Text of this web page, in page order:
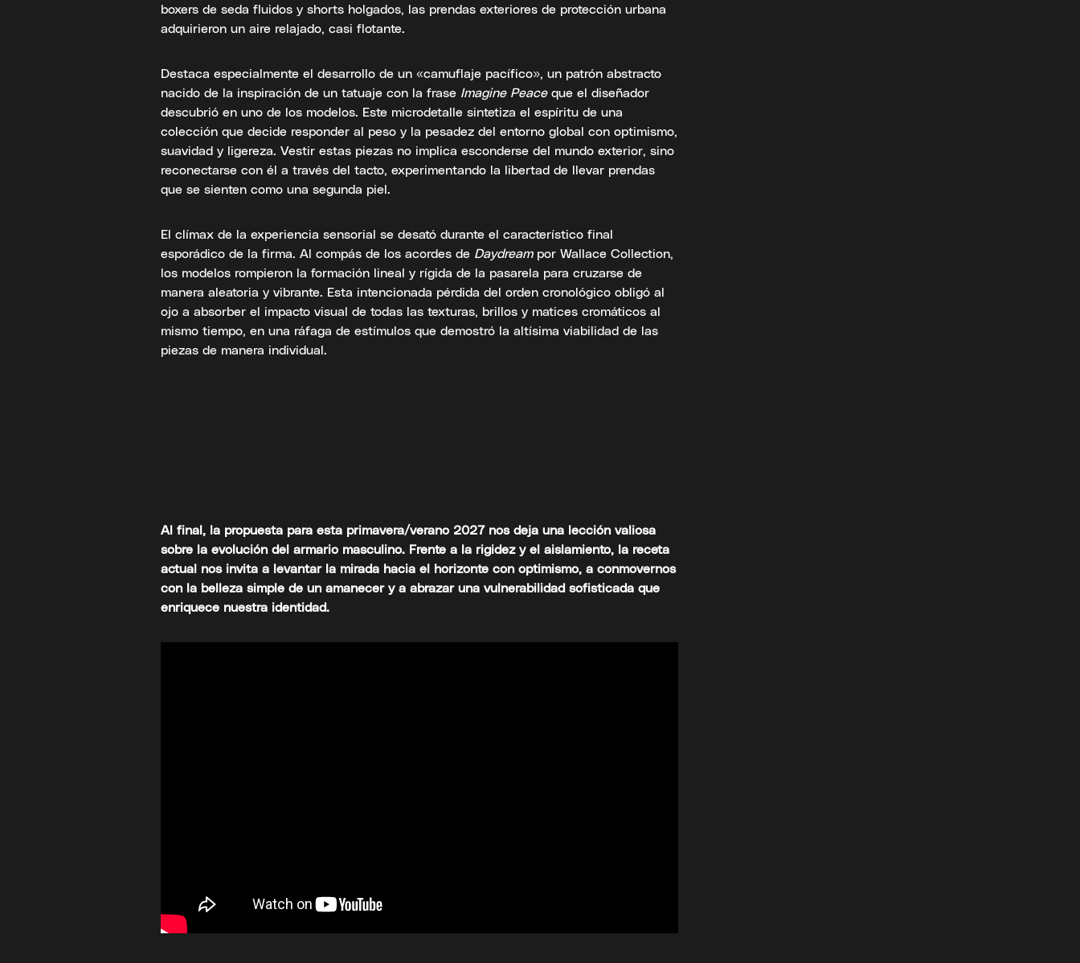
boxers de seda fluidos y shorts holgados, las prendas exteriores de protección urbana
adquirieron un aire relajado, casi flotante.
Destaca especialmente el desarrollo de un «camuflaje pacífico», un patrón abstracto
nacido de la inspiración de un tatuaje con la frase Imagine Peaceque el diseñador
descubrió en uno de los modelos. Este microdetalle sintetiza el espíritu de una
colección que decide responder al peso y la pesadez del entorno global con optimismo,
suavidad y ligereza. Vestir estas piezas no implica esconderse del mundo exterior, sino
reconectarse con él a través del tacto, experimentando la libertad de llevar prendas
que se sienten como una segunda piel.
El clímax de la experiencia sensorial se desató durante el característico final
esporádico de la firma. Al compás de los acordes de Daydreampor Wallace Collection,
los modelos rompieron la formación lineal y rígida de la pasarela para cruzarse de
manera aleatoria y vibrante. Esta intencionada pérdida del orden cronológico obligó al
ojo a absorber el impacto visual de todas las texturas, brillos y matices cromáticos al
mismo tiempo, en una ráfaga de estímulos que demostró la altísima viabilidad de las
piezas de manera individual.
Al final, la propuesta para esta primavera/verano 2027 nos deja una lección valiosa
sobre la evolución del armario masculino. Frente a la rigidez y el aislamiento, la receta
actual nos invita a levantar la mirada hacia el horizonte con optimismo, a conmovernos
con la belleza simple de un amanecer y a abrazar una vulnerabilidad sofisticada que
enriquece nuestra identidad.